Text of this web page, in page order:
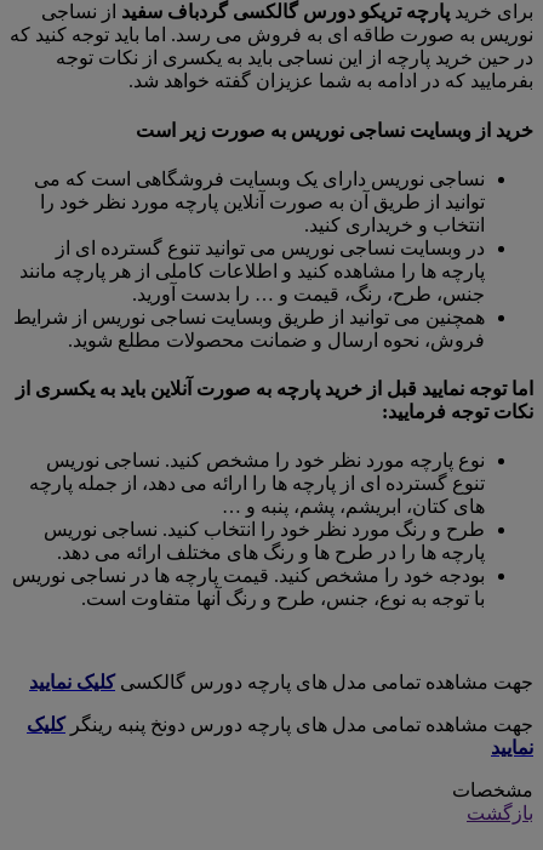
برای خرید پارچه تریکو دورس گالکسی گردباف سفید از نساجی
نوریس به صورت طاقه ای به فروش می رسد. اما باید توجه کنید که
در حین خرید پارچه از این نساجی باید به یکسری از نکات توجه
بفرمایید که در ادامه به شما عزیزان گفته خواهد شد.
خرید از وبسایت نساجی نوریس به صورت زیر است
نساجی نوریس دارای یک وبسایت فروشگاهی است که می
توانید از طریق آن به صورت آنلاین پارچه مورد نظر خود را
انتخاب و خریداری کنید.
در وبسایت نساجی نوریس می توانید تنوع گسترده ای از
پارچه ها را مشاهده کنید و اطلاعات کاملی از هر پارچه مانند
جنس، طرح، رنگ، قیمت و … را بدست آورید.
همچنین می توانید از طریق وبسایت نساجی نوریس از شرایط
فروش، نحوه ارسال و ضمانت محصولات مطلع شوید.
اما توجه نمایید قبل از خرید پارچه به صورت آنلاین باید به یکسری از
نکات توجه فرمایید:
نوع پارچه مورد نظر خود را مشخص کنید. نساجی نوریس
تنوع گسترده ای از پارچه ها را ارائه می دهد، از جمله پارچه
های کتان، ابریشم، پشم، پنبه و …
طرح و رنگ مورد نظر خود را انتخاب کنید. نساجی نوریس
پارچه ها را در طرح ها و رنگ های مختلف ارائه می دهد.
بودجه خود را مشخص کنید. قیمت پارچه ها در نساجی نوریس
با توجه به نوع، جنس، طرح و رنگ آنها متفاوت است.
جهت مشاهده تمامی مدل های پارچه دورس گالکسیکلیک نمایید
جهت مشاهده تمامی مدل های پارچه دورس دونخ پنبه رینگرکلیک
نمایید
مشخصات
بازگشت